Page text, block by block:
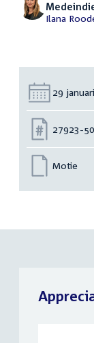
Ilana
Datum:
29
Nummer:
27923-
Motie